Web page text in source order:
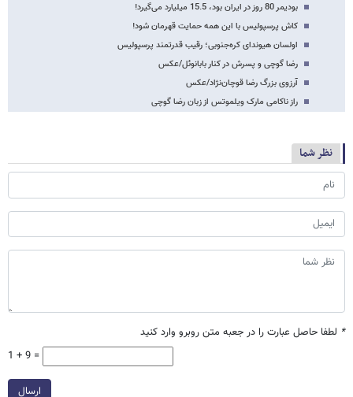
بودیمر 80 روز در ایران بود، 15.5 میلیارد می‌گیرد!
کاش پرسپولیس با این همه حمایت قهرمان شود!
اولسان هیوندای کره‌جنوبی؛ رقیب قدرتمند پرسپولیس‎‌
رضا گوچی و پسرش در کنار بابانوئل/عکس
آرزوی بزرگ رضا قوچان‌نژاد/عکس
راز ناکامی مارک ویلموتس از زبان رضا گوچی
نظر شما
* لطفا حاصل عبارت را در جعبه متن روبرو وارد کنید
1 + 9 =
ارسال